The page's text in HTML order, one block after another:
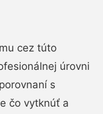
cez túto
úrovni
s
čo vytknúť a